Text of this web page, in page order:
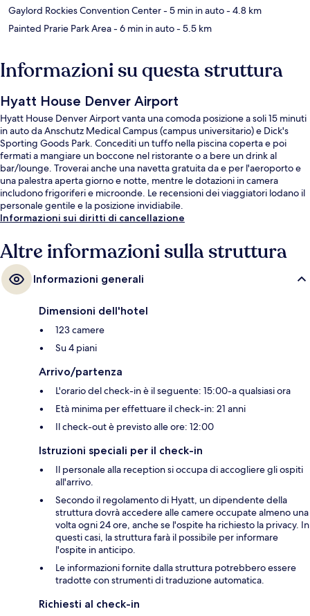
Gaylord Rockies Convention Center- 5 min in auto- 4.8 km
Painted Prarie Park Area- 6 min in auto- 5.5 km
Informazioni su questa struttura
Hyatt House Denver Airport
Hyatt House Denver Airport vanta una comoda posizione a soli 15 minuti
in auto da Anschutz Medical Campus (campus universitario) e Dick's
Sporting Goods Park. Concediti un tuffo nella piscina coperta e poi
fermati a mangiare un boccone nel ristorante o a bere un drink al
bar/lounge. Troverai anche una navetta gratuita da e per l'aeroporto e
una palestra aperta giorno e notte, mentre le dotazioni in camera
includono frigoriferi e microonde. Le recensioni dei viaggiatori lodano il
personale gentile e la posizione invidiabile.
Informazioni sui diritti di cancellazione
Altre informazioni sulla struttura
Informazioni generali
Dimensioni dell'hotel
123 camere
Su 4 piani
Arrivo/partenza
L'orario del check-in è il seguente: 15:00-a qualsiasi ora
Età minima per effettuare il check-in: 21 anni
Il check-out è previsto alle ore: 12:00
Istruzioni speciali per il check-in
Il personale alla reception si occupa di accogliere gli ospiti
all'arrivo.
Secondo il regolamento di Hyatt, un dipendente della
struttura dovrà accedere alle camere occupate almeno una
volta ogni 24 ore, anche se l'ospite ha richiesto la privacy. In
questi casi, la struttura farà il possibile per informare
l'ospite in anticipo.
Le informazioni fornite dalla struttura potrebbero essere
tradotte con strumenti di traduzione automatica.
Richiesti al check-in